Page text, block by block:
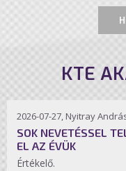
KTE
2026-07-27, Nyitray
SOK NEVETÉSSEL
EL AZ ÉVÜK
Értékelő.